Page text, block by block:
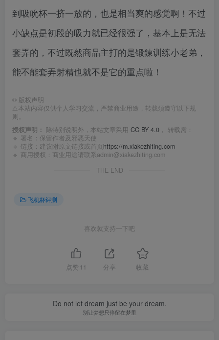
到吸吮杯一挤一放的，也是相当爽的感觉啊！不过
小缺点是初段的吸力就已经很强了，基本上是无法
套弄的，不过既然商品主打的是锻鍊训练小老弟，
能不能套弄射精也就不是它的重点啦！
© 版权声明
⚠️本站内容仅供个人学习交流，严禁商业用途，转载须遵守以下规
则。
授权声明： 除特别说明外，本站文章采用 CC BY 4.0 ， 转载需：
🔹 署名：保留作者及 邪恶天使
🔹 链接：建议附原文链接或首页https://m.xiakezhiting.com
🔹 商用授权：商业用途请联系admin@xiakezhiting.com
THE END
飞机杯评测
喜欢就支持一下吧
点赞 11 分享 收藏
Do not let dream just be your dream.
别让梦想只停留在梦里